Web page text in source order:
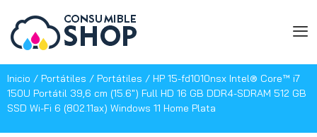
Inicio / Portátiles / Portátiles / HP 15-fd1010nsx Intel® Core™ i7
150U Portátil 39,6 cm (15.6″) Full HD 16 GB DDR4-SDRAM 512 GB
SSD Wi-Fi 6 (802.11ax) Windows 11 Home Plata